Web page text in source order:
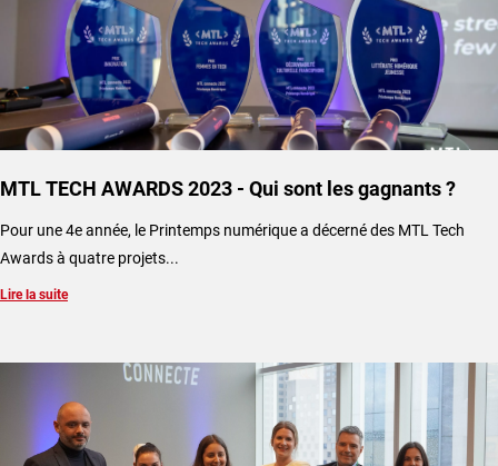
MTL TECH AWARDS 2023 - Qui sont les gagnants ?
Pour une 4e année, le Printemps numérique a décerné des MTL Tech
Awards à quatre projets...
Lire la suite